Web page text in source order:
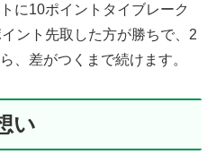
に10ポイントタイブレーク
ント先取した方が勝ちで、2
、差がつくまで続けます。
い